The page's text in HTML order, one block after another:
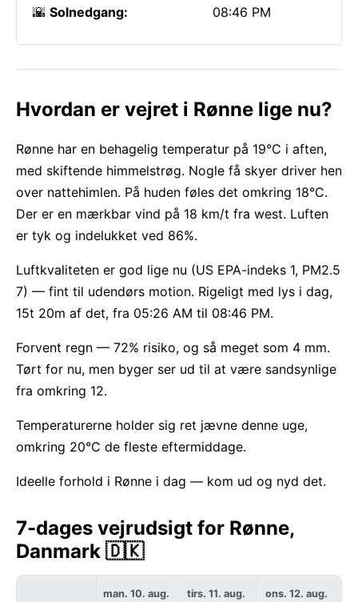
🌇 Solnedgang: 08:46 PM
Hvordan er vejret i Rønne lige nu?
Rønne har en behagelig temperatur på 19°C i aften,
med skiftende himmelstrøg. Nogle få skyer driver hen
over nattehimlen. På huden føles det omkring 18°C.
Der er en mærkbar vind på 18 km/t fra west. Luften
er tyk og indelukket ved 86%.
Luftkvaliteten er god lige nu (US EPA-indeks 1, PM2.5
7) — fint til udendørs motion. Rigeligt med lys i dag,
15t 20m af det, fra 05:26 AM til 08:46 PM.
Forvent regn — 72% risiko, og så meget som 4 mm.
Tørt for nu, men byger ser ud til at være sandsynlige
fra omkring 12.
Temperaturerne holder sig ret jævne denne uge,
omkring 20°C de fleste eftermiddage.
Ideelle forhold i Rønne i dag — kom ud og nyd det.
7-dages vejrudsigt for Rønne,
Danmark 🇩🇰
man. 10. aug. tirs. 11. aug. ons. 12. aug.